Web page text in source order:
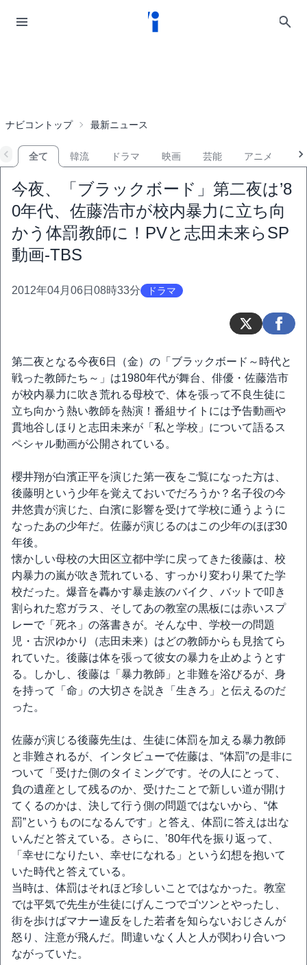
ナビコントップ 最新ニュース
全て 韓流 ドラマ 映画 芸能 アニメ
今夜、「ブラックボード」第二夜は’8
0年代、佐藤浩市が校内暴力に立ち向
かう体罰教師に！PVと志田未来らSP
動画-TBS
2012年04月06日08時33分 ドラマ
第二夜となる今夜6日（金）の「ブラックボード～時代と
戦った教師たち～」は1980年代が舞台、俳優・佐藤浩市
が校内暴力に吹き荒れる母校で、体を張って不良生徒に
立ち向かう熱い教師を熱演！番組サイトには予告動画や
貫地谷しほりと志田未来が「私と学校」について語るス
ペシャル動画が公開されている。
櫻井翔が白濱正平を演じた第一夜をご覧になった方は、
後藤明という少年を覚えておいでだろうか？名子役の今
井悠貴が演じた、白濱に影響を受けて学校に通うように
なったあの少年だ。佐藤が演じるのはこの少年のほぼ30
年後。
懐かしい母校の大田区立都中学に戻ってきた後藤は、校
内暴力の嵐が吹き荒れている、すっかり変わり果てた学
校だった。爆音を轟かす暴走族のバイク、バットで叩き
割られた窓ガラス、そしてあの教室の黒板には赤いスプ
レーで「死ネ」の落書きが。そんな中、学校一の問題
児・古沢ゆかり（志田未来）はどの教師からも見捨てら
れていた。後藤は体を張って彼女の暴力を止めようとす
る。しかし、後藤は「暴力教師」と非難を浴びるが、身
を持って「命」の大切さを説き「生きろ」と伝えるのだ
った。
佐藤が演じる後藤先生は、生徒に体罰を加える暴力教師
と非難されるが、インタビューで佐藤は、“体罰”の是非に
ついて「受けた側のタイミングです。その人にとって、
負の遺産として残るのか、受けたことで新しい道が開け
てくるのかは、決して行う側の問題ではないから、“体
罰”というものになるんです」と答え、体罰に答えは出な
いんだと答えている。さらに、’80年代を振り返って、
「幸せになりたい、幸せになれる」という幻想を抱いて
いた時代と答えている。
当時は、体罰はそれほど珍しいことではなかった。教室
では平気で先生が生徒にげんこつでゴツンとやったし、
街を歩けばマナー違反をした若者を知らないおじさんが
怒り、注意が飛んだ。間違いなく人と人が関わり合いつ
ながっていた。